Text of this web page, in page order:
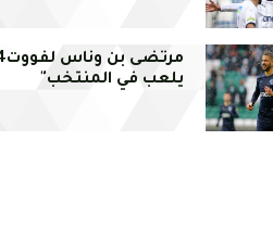
يلعب في المنتخب"